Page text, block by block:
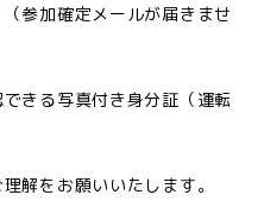
参加確定メールが届きませ
きる写真付き身分証（運転
解をお願いいたします。